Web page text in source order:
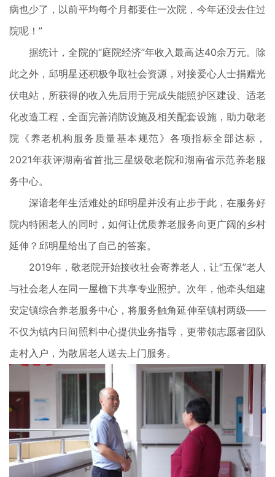
病也少了，以前平均每个月都要住一次院，今年还没去住过
院呢！”
据统计，全院的“庭院经济”年收入最高达40余万元。除
此之外，邱明星还积极争取社会资源，对接爱心人士捐赠光
伏电站，所获得的收入先后用于完成失能照护区建设、适老
化改造工程，全面完善消防设施及相关配套设施，助力敬老
院《养老机构服务质量基本规范》各项指标全部达标，
2021年获评湖南省首批三星级敬老院和湖南省示范养老服
务中心。
深谙老年生活难处的邱明星并没有止步于此，在服务好
院内特困老人的同时，如何让优质养老服务向更广阔的乡村
延伸？邱明星给出了自己的答案。
2019年，敬老院开始接收社会寄养老人，让“五保”老人
与社会老人在同一屋檐下共享专业照护。次年，他牵头组建
安定镇综合养老服务中心，将服务触角延伸至镇村两级——
不仅为镇内日间照料中心提供业务指导，更带领志愿者团队
走村入户，为散居老人送去上门服务。